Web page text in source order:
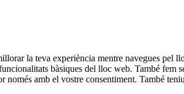
la teva experiència mentre navegues pel
bàsiques del lloc web. També
només amb el vostre consentiment. També